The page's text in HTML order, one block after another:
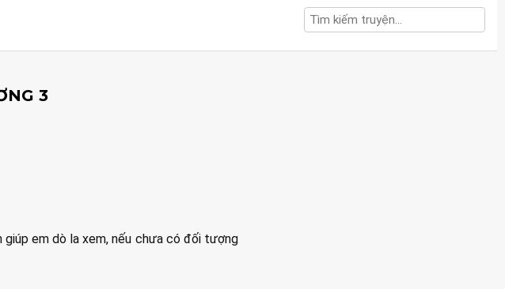
3
giúp em dò la xem, nếu chưa có đối tượng